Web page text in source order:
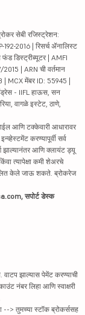
सेबी रजिस्ट्रेशन:
2016 | रिसर्च ॲनालिस्ट
डिस्ट्रीब्यूटर | AMFI
| ARN ची वर्तमान
| MCX मेंबर ID: 55945 |
- IIFL हाऊस, सन
वागळे इस्टेट, ठाणे,
आणि टक्केवारी आधारावर
करण्यापूर्वी सर्व
झाल्यानंतर आणि क्लायंट ड्यू
त्यापेक्षा कमी शेअरचे
केले जाऊ शकते. ब्रोकरेज
सपोर्ट डेस्क
वाटप झाल्यास पेमेंट करण्याची
नंबर लिहा आणि स्वाक्षरी
> तुमच्या स्टॉक ब्रोकर्ससह